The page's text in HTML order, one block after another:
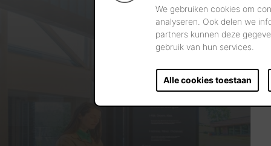
We gebruiken cookies om
analyseren. Ook delen we
partners kunnen deze
gebruik van hun services.
Alle cookies toestaan